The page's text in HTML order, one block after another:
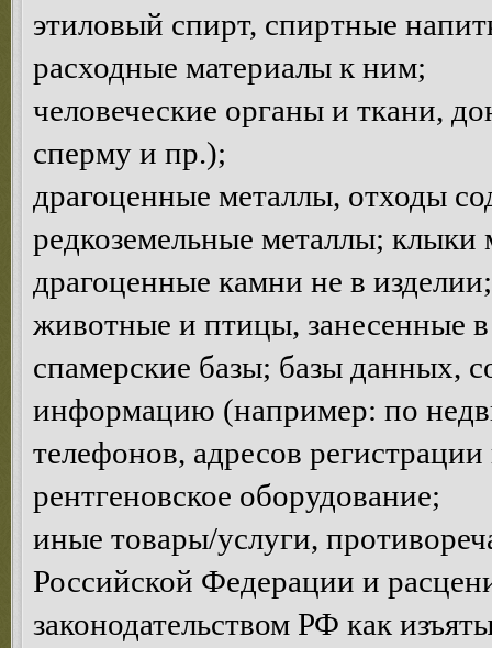
этиловый спирт, спиртные
расходные материалы к ним;
человеческие органы и ткани,
сперму и пр.);
драгоценные металлы, отходы
редкоземельные металлы;
драгоценные камни не в изделии;
животные и птицы, занесенные
спамерские базы; базы данных,
информацию (например: по
телефонов, адресов
рентгеновское оборудование;
иные товары/услуги,
Российской Федерации и
законодательством РФ как